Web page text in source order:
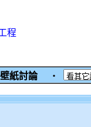
程
紙討論 ‧